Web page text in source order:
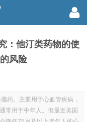
：他汀类药物的使
风险
药。主要用于心血管疾病，
常用于中年人。但最近美国